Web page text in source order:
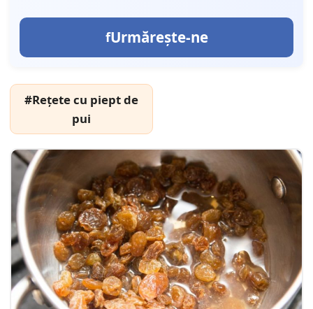
Urmărește-ne
#Rețete cu piept de
pui